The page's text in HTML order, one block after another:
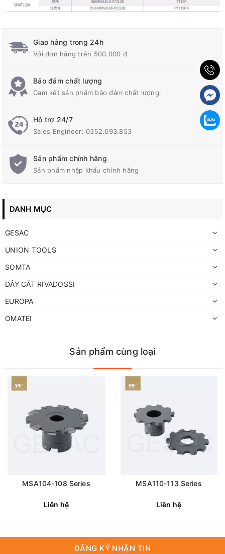
Giao hàng trong 24h
Với đơn hàng trên 500.000 đ
Bảo đảm chất lượng
Cam kết sản phẩm bảo đảm chất lượng.
Hỗ trợ 24/7
Sales Engineer: 0352.693.853
Sản phẩm chính hãng
Sản phẩm nhập khẩu chính hãng
DANH MỤC
GESAC
UNION TOOLS
SOMTA
DÂY CẮT RIVADOSSI
EUROPA
OMATEI
Sản phẩm cùng loại
MSA104-108 Series
Liên hệ
MSA110-113 Series
Liên hệ
ĐĂNG KÝ NHẬN TIN